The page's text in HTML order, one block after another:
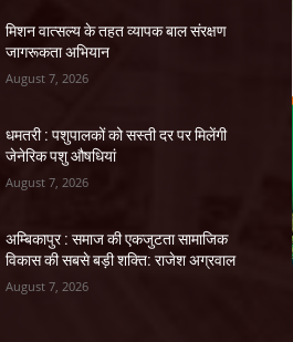
मिशन वात्सल्य के तहत व्यापक बाल संरक्षण
जागरूकता अभियान
August 7, 2026
धमतरी : पशुपालकों को सस्ती दर पर मिलेंगी
जेनेरिक पशु औषधियां
August 7, 2026
अम्बिकापुर : समाज की एकजुटता सामाजिक
विकास की सबसे बड़ी शक्ति: राजेश अग्रवाल
August 7, 2026